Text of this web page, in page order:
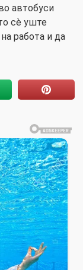
автобуси
сè уште
работа и да